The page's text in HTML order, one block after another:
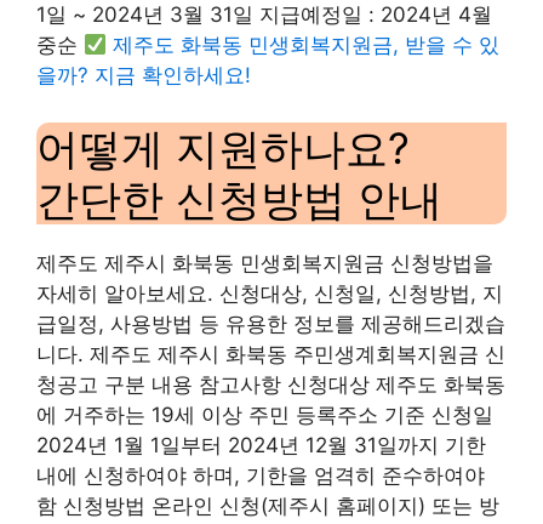
1일 ~ 2024년 3월 31일 지급예정일 : 2024년 4월
중순
제주도 화북동 민생회복지원금, 받을 수 있
을까? 지금 확인하세요!
어떻게 지원하나요?
간단한 신청방법 안내
제주도 제주시 화북동 민생회복지원금 신청방법을
자세히 알아보세요. 신청대상, 신청일, 신청방법, 지
급일정, 사용방법 등 유용한 정보를 제공해드리겠습
니다. 제주도 제주시 화북동 주민생계회복지원금 신
청공고 구분 내용 참고사항 신청대상 제주도 화북동
에 거주하는 19세 이상 주민 등록주소 기준 신청일
2024년 1월 1일부터 2024년 12월 31일까지 기한
내에 신청하여야 하며, 기한을 엄격히 준수하여야
함 신청방법 온라인 신청(제주시 홈페이지) 또는 방